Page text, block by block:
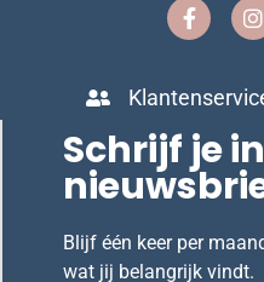
Schrijf je
Blijf één keer per
wat jij belangrijk vindt.